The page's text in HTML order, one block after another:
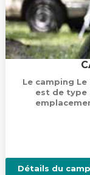
Le camping Le
est de type
Détails du